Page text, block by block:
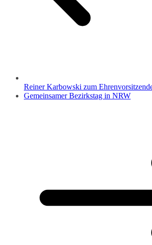
Reiner Karbowski zum
Gemeinsamer Bezirkstag in NRW